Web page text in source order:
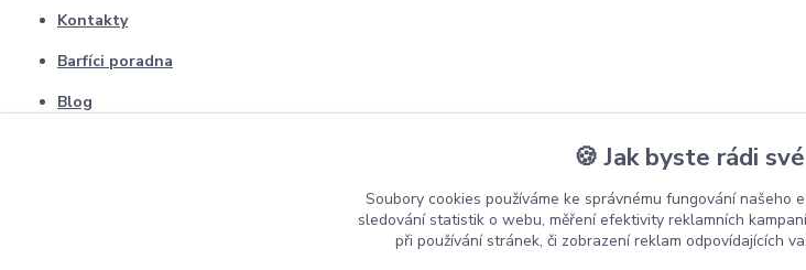
Kontakty
Barfíci poradna
Blog
🍪 Jak byste rádi
Soubory cookies používáme ke správnému fungování našeho
sledování statistik o webu, měření efektivity reklamních
při používání stránek, či zobrazení reklam odpovídajících